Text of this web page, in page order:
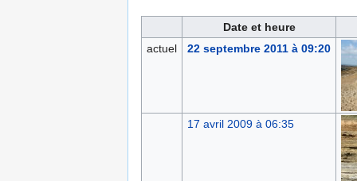
Date et heure
actuel
22 septembre 2011 à 09:20
17 avril 2009 à 06:35